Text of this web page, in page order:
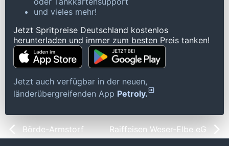
und vieles mehr!
Jetzt Spritpreise Deutschland kostenlos
herunterladen und immer zum besten Preis tanken!
Jetzt auch verfügbar in der neuen,
länderübergreifenden App Petroly.
Börde-Armstorf Raiffeisen Weser-Elbe eG